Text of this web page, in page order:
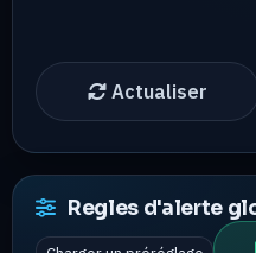
Actualiser
Regles d'alerte